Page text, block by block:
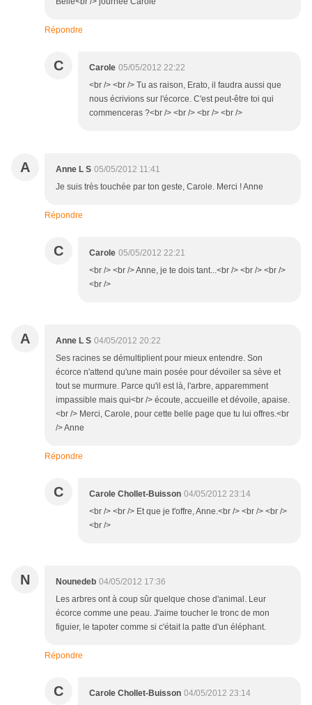
Répondre
C Carole 05/05/2012 22:22
<br /> <br /> Tu as raison, Erato, il faudra aussi que
nous écrivions sur l'écorce. C'est peut-être toi qui
commenceras ?<br /> <br /> <br /> <br />
A Anne L S 05/05/2012 11:41
Je suis très touchée par ton geste, Carole. Merci ! Anne
Répondre
C Carole 05/05/2012 22:21
<br /> <br /> Anne, je te dois tant...<br /> <br /> <br />
<br />
A Anne L S 04/05/2012 20:22
Ses racines se démultiplient pour mieux entendre. Son
écorce n'attend qu'une main posée pour dévoiler sa sève et
tout se murmure. Parce qu'il est là, l'arbre, apparemment
impassible mais qui<br /> écoute, accueille et dévoile, apaise.
<br /> Merci, Carole, pour cette belle page que tu lui offres.<br
/> Anne
Répondre
C Carole Chollet-Buisson 04/05/2012 23:14
<br /> <br /> Et que je t'offre, Anne.<br /> <br /> <br />
<br />
N Nounedeb 04/05/2012 17:36
Les arbres ont à coup sûr quelque chose d'animal. Leur
écorce comme une peau. J'aime toucher le tronc de mon
figuier, le tapoter comme si c'était la patte d'un éléphant.
Répondre
C Carole Chollet-Buisson 04/05/2012 23:14